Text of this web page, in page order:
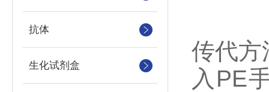
抗体
生化试剂盒
传代
入PE